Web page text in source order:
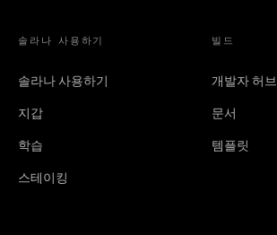
솔라나 사용하기
솔라나 사용하기
지갑
학습
스테이킹
빌드
개발자 허브
문서
템플릿